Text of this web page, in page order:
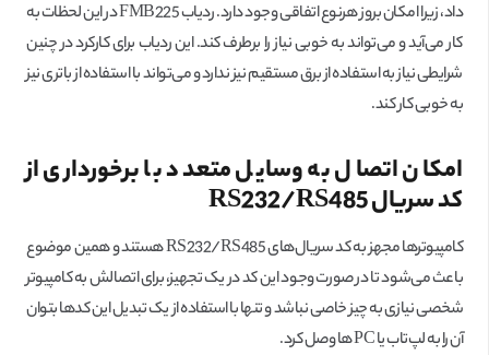
داد، زیرا امکان بروز هرنوع اتفاقی وجود دارد. ردیاب FMB225 در این لحظات به
کار می‌آید و می‌تواند به خوبی نیاز را برطرف کند. این ردیاب برای کارکرد در چنین
شرایطی نیاز به استفاده از برق مستقیم نیز ندارد و می‌تواند با استفاده از باتری نیز
به خوبی کار کند.
امکان اتصال به وسایل متعدد با برخورداری از
کد سریالRS232/RS485
کامپیوترها مجهز به کد سریال‌های RS232/RS485 هستند و همین موضوع
باعث می‌شود تا در صورت وجود این کد در یک تجهیز، برای اتصالش به کامپیوتر
شخصی نیازی به چیز خاصی نباشد و تنها با استفاده از یک تبدیل این کد‌ها بتوان
آن را به لپ‌تاب یا PC ها وصل کرد.